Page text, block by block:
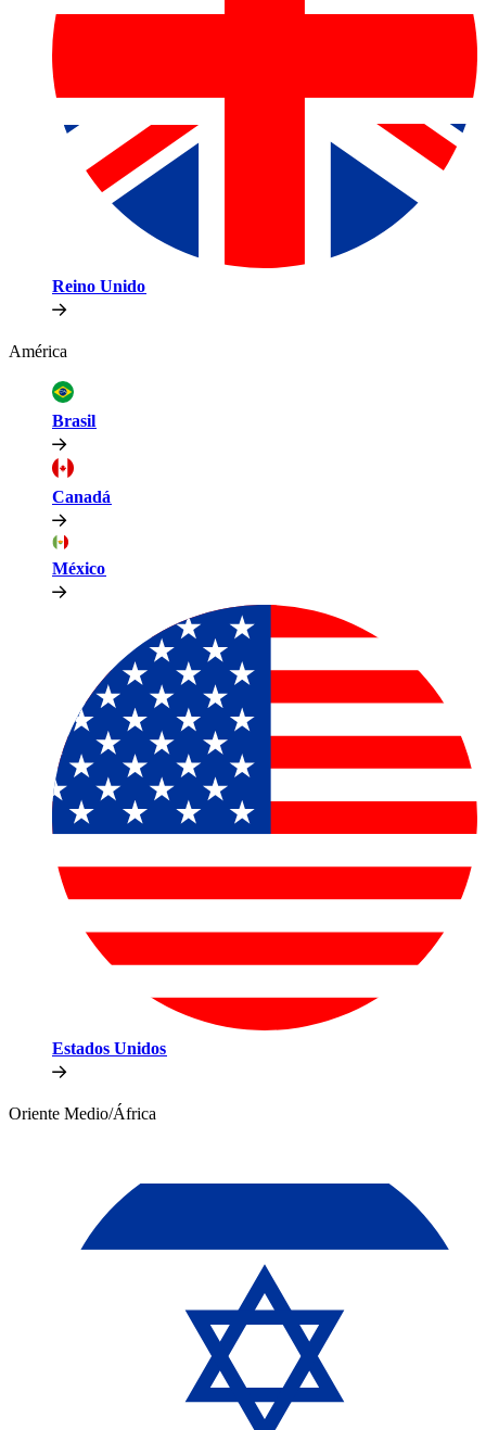
Reino Unido​​
América​​
Brasil​​
Canadá​​
México​​
Estados Unidos​​
Oriente Medio/África​​